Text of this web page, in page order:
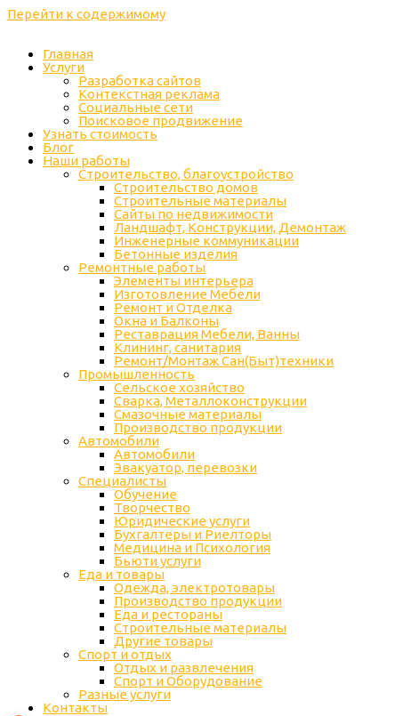
Перейти к содержимому
Главная
Услуги
Разработка сайтов
Контекстная реклама
Социальные сети
Поисковое продвижение
Узнать стоимость
Блог
Наши работы
Строительство, благоустройство
Строительство домов
Строительные материалы
Сайты по недвижимости
Ландшафт, Конструкции, Демонтаж
Инженерные коммуникации
Бетонные изделия
Ремонтные работы
Элементы интерьера
Изготовление Мебели
Ремонт и Отделка
Окна и Балконы
Реставрация Мебели, Ванны
Клининг, санитария
Ремонт/Монтаж Сан(Быт)техники
Промышленность
Cельское хозяйство
Сварка, Металлоконструкции
Cмазочные материалы
Производство продукции
Автомобили
Автомобили
Эвакуатор, перевозки
Специалисты
Обучение
Творчество
Юридические услуги
Бухгалтеры и Риелторы
Медицина и Психология
Бьюти услуги
Еда и товары
Одежда, электротовары
Производство продукции
Еда и рестораны
Строительные материалы
Другие товары
Спорт и отдых
Отдых и развлечения
Спорт и Оборудование
Разные услуги
Контакты